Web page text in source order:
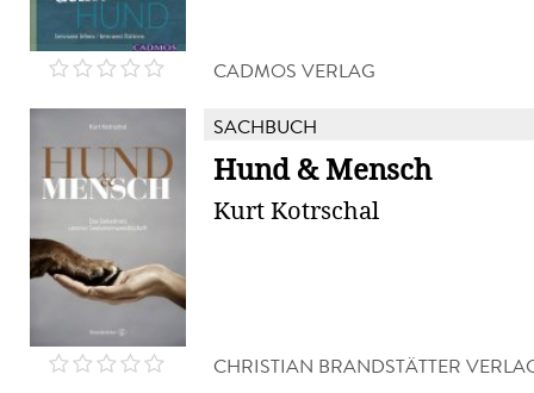
CADMOS VERLAG
SACHBUCH
Hund & Mensch
Kurt Kotrschal
CHRISTIAN BRANDSTÄTTER